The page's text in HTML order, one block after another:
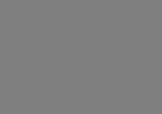
i nytt fönster.